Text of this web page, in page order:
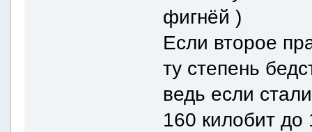
фигнёй )
Если второе
ту степень
ведь если
160 килобит до